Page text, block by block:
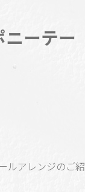
ニーテー
ルアレンジのご紹